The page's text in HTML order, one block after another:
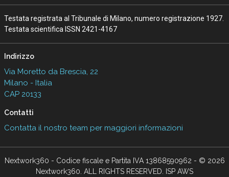
Testata registrata al Tribunale di Milano, numero registrazione 1927.
Testata scientifica ISSN 2421-4167
Indirizzo
Via Moretto da Brescia, 22
Milano - Italia
CAP 20133
Contatti
Contatta il nostro team per maggiori informazioni
Nextwork360 - Codice fiscale e Partita IVA 13868590962 - © 2026
Nextwork360. ALL RIGHTS RESERVED. ISP AWS